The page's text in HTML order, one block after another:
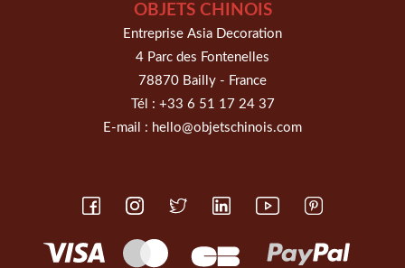
OBJETS CHINOIS
Entreprise Asia Decoration
4 Parc des Fontenelles
78870 Bailly - France
Tél : +33 6 51 17 24 37
E-mail : hello@objetschinois.com